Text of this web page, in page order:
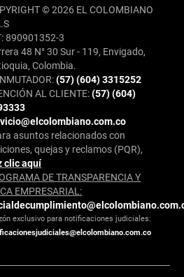
© 2026 EL COLOMBIANO
890901352-3
48 N° 30 Sur - 119, Envigado,
Colombia.
(57) (604) 3315252
AL CLIENTE:(57) (604)
asuntos relacionados con
quejas y reclamos (PQR),
clic aquí
DE TRANSPARENCIA Y
EMPRESARIAL:
exclusivo para notificaciones judiciales: